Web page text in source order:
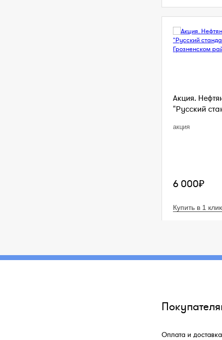
Акция.
"Русский
акция
6 000₽
Купить в 1 клик
Оплата и доставка